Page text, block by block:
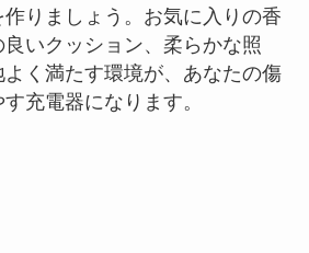
作りましょう。お気に入りの香
良いクッション、柔らかな照
く満たす環境が、あなたの傷
充電器になります。